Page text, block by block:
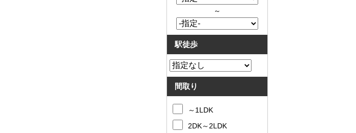
～
駅徒歩
間取り
～1LDK
2DK～2LDK